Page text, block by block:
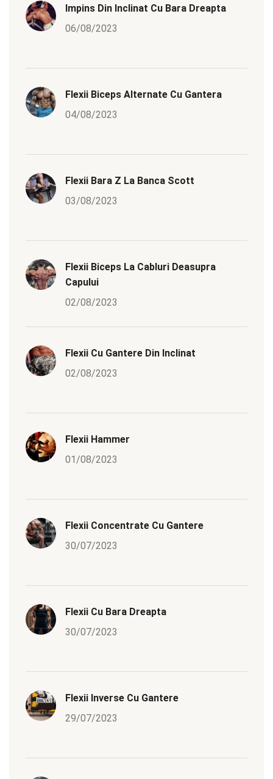
Impins Din Inclinat Cu Bara Dreapta
06/08/2023
Flexii Biceps Alternate Cu Gantera
04/08/2023
Flexii Bara Z La Banca Scott
03/08/2023
Flexii Biceps La Cabluri Deasupra
Capului
02/08/2023
Flexii Cu Gantere Din Inclinat
02/08/2023
Flexii Hammer
01/08/2023
Flexii Concentrate Cu Gantere
30/07/2023
Flexii Cu Bara Dreapta
30/07/2023
Flexii Inverse Cu Gantere
29/07/2023